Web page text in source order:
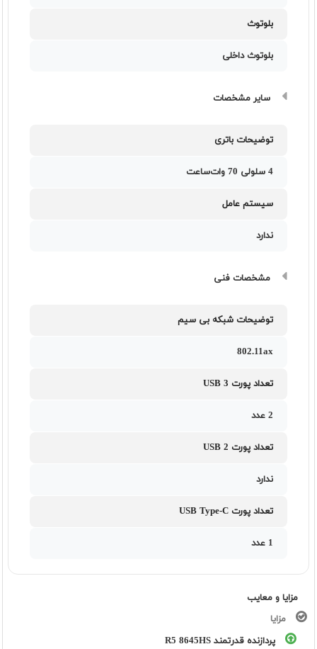
بلوتوث
بلوتوث داخلی
سایر مشخصات
توضیحات باتری
4 سلولی 70 وات‌ساعت
سیستم عامل
ندارد
مشخصات فنی
توضیحات شبکه بی سیم
802.11ax
تعداد پورت USB 3
2 عدد
تعداد پورت USB 2
ندارد
تعداد پورت USB Type-C
1 عدد
مزایا و معایب
مزایا
پردازنده قدرتمند R5 8645HS